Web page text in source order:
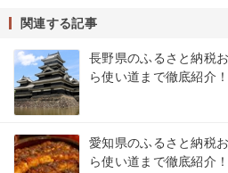
関連する記事
長野県のふるさと納税
ら使い道まで徹底紹介！
愛知県のふるさと納税
ら使い道まで徹底紹介！